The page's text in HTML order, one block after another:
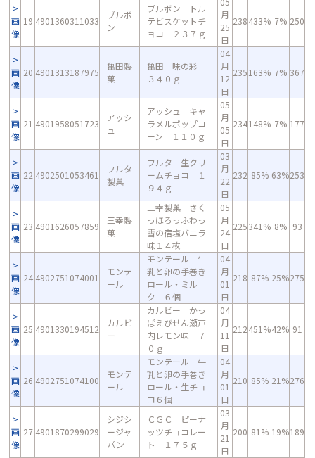
画
像
19 4901360311033
ブルボ
ン
ブルボン トル
テビスケットチ
ョコ ２３７ｇ
月
25
日
238433% 7% 250
画
像
20 4901313187975
亀田製
菓
亀田 味の彩
３４０ｇ
04
月
12
日
235163% 7% 367
画
像
21 4901958051723
アッシ
ュ
アッシュ キャ
ラメルポップコ
ーン １１０ｇ
05
月
05
日
234148% 7% 177
画
像
22 4902501053461
フルタ
製菓
フルタ 生クリ
ームチョコ １
９４ｇ
03
月
22
日
232 85% 63%253
画
像
23 4901626057859
三幸製
菓
三幸製菓 さく
っほろっふわっ
雪の宿塩バニラ
味１４枚
05
月
24
日
225341% 8% 93
画
像
24 4902751074001
モンテ
ール
モンテール 牛
乳と卵の手巻き
ロール・ミル
ク ６個
04
月
01
日
218 87% 25%275
画
像
25 4901330194512
カルビ
ー
カルビー かっ
ぱえびせん瀬戸
内レモン味 ７
０ｇ
04
月
11
日
212451%42% 91
画
像
26 4902751074100
モンテ
ール
モンテール 牛
乳と卵の手巻き
ロール・生チョ
コ６個
04
月
01
日
210 85% 21%276
画
像
27 4901870299029
シジシ
ージャ
パン
ＣＧＣ ピーナ
ッツチョコレー
ト １７５ｇ
03
月
21
日
200 81% 19%189